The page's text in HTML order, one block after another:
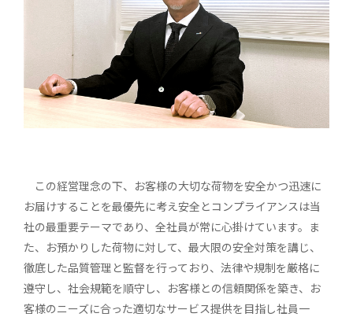
この経営理念の下、お客様の大切な荷物を安全かつ迅速に
お届けすることを最優先に考え安全とコンプライアンスは当
社の最重要テーマであり、全社員が常に心掛けています。ま
た、お預かりした荷物に対して、最大限の安全対策を講じ、
徹底した品質管理と監督を行っており、法律や規制を厳格に
遵守し、社会規範を順守し、お客様との信頼関係を築き、お
客様のニーズに合った適切なサービス提供を目指し社員一